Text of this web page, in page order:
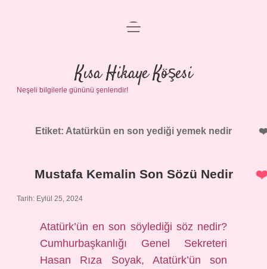
Anasayfa
Gizlilik Politikası
Yasal Uyarı
menüyü
Kısa Hikaye Köşesi
Neşeli bilgilerle gününü şenlendir!
Etiket: Atatürkün en son yediği yemek nedir
Mustafa Kemalin Son Sözü Nedir
Tarih: Eylül 25, 2024
Atatürk’ün en son söylediği söz nedir?
Cumhurbaşkanlığı Genel Sekreteri
Hasan Rıza Soyak, Atatürk’ün son